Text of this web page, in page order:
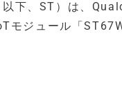
下、ST）は、
モジュール「